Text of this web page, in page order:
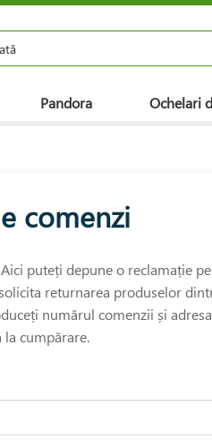
Pandora Ochelari
comenzi
puteți depune o reclamație
returnarea produselor
numărul comenzii și
cumpărare.